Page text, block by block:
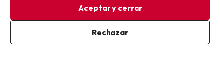
¿Hay calefacción en Grupotel Conil Playa Adults
Recommended?
Aceptar y cerrar
Rechazar